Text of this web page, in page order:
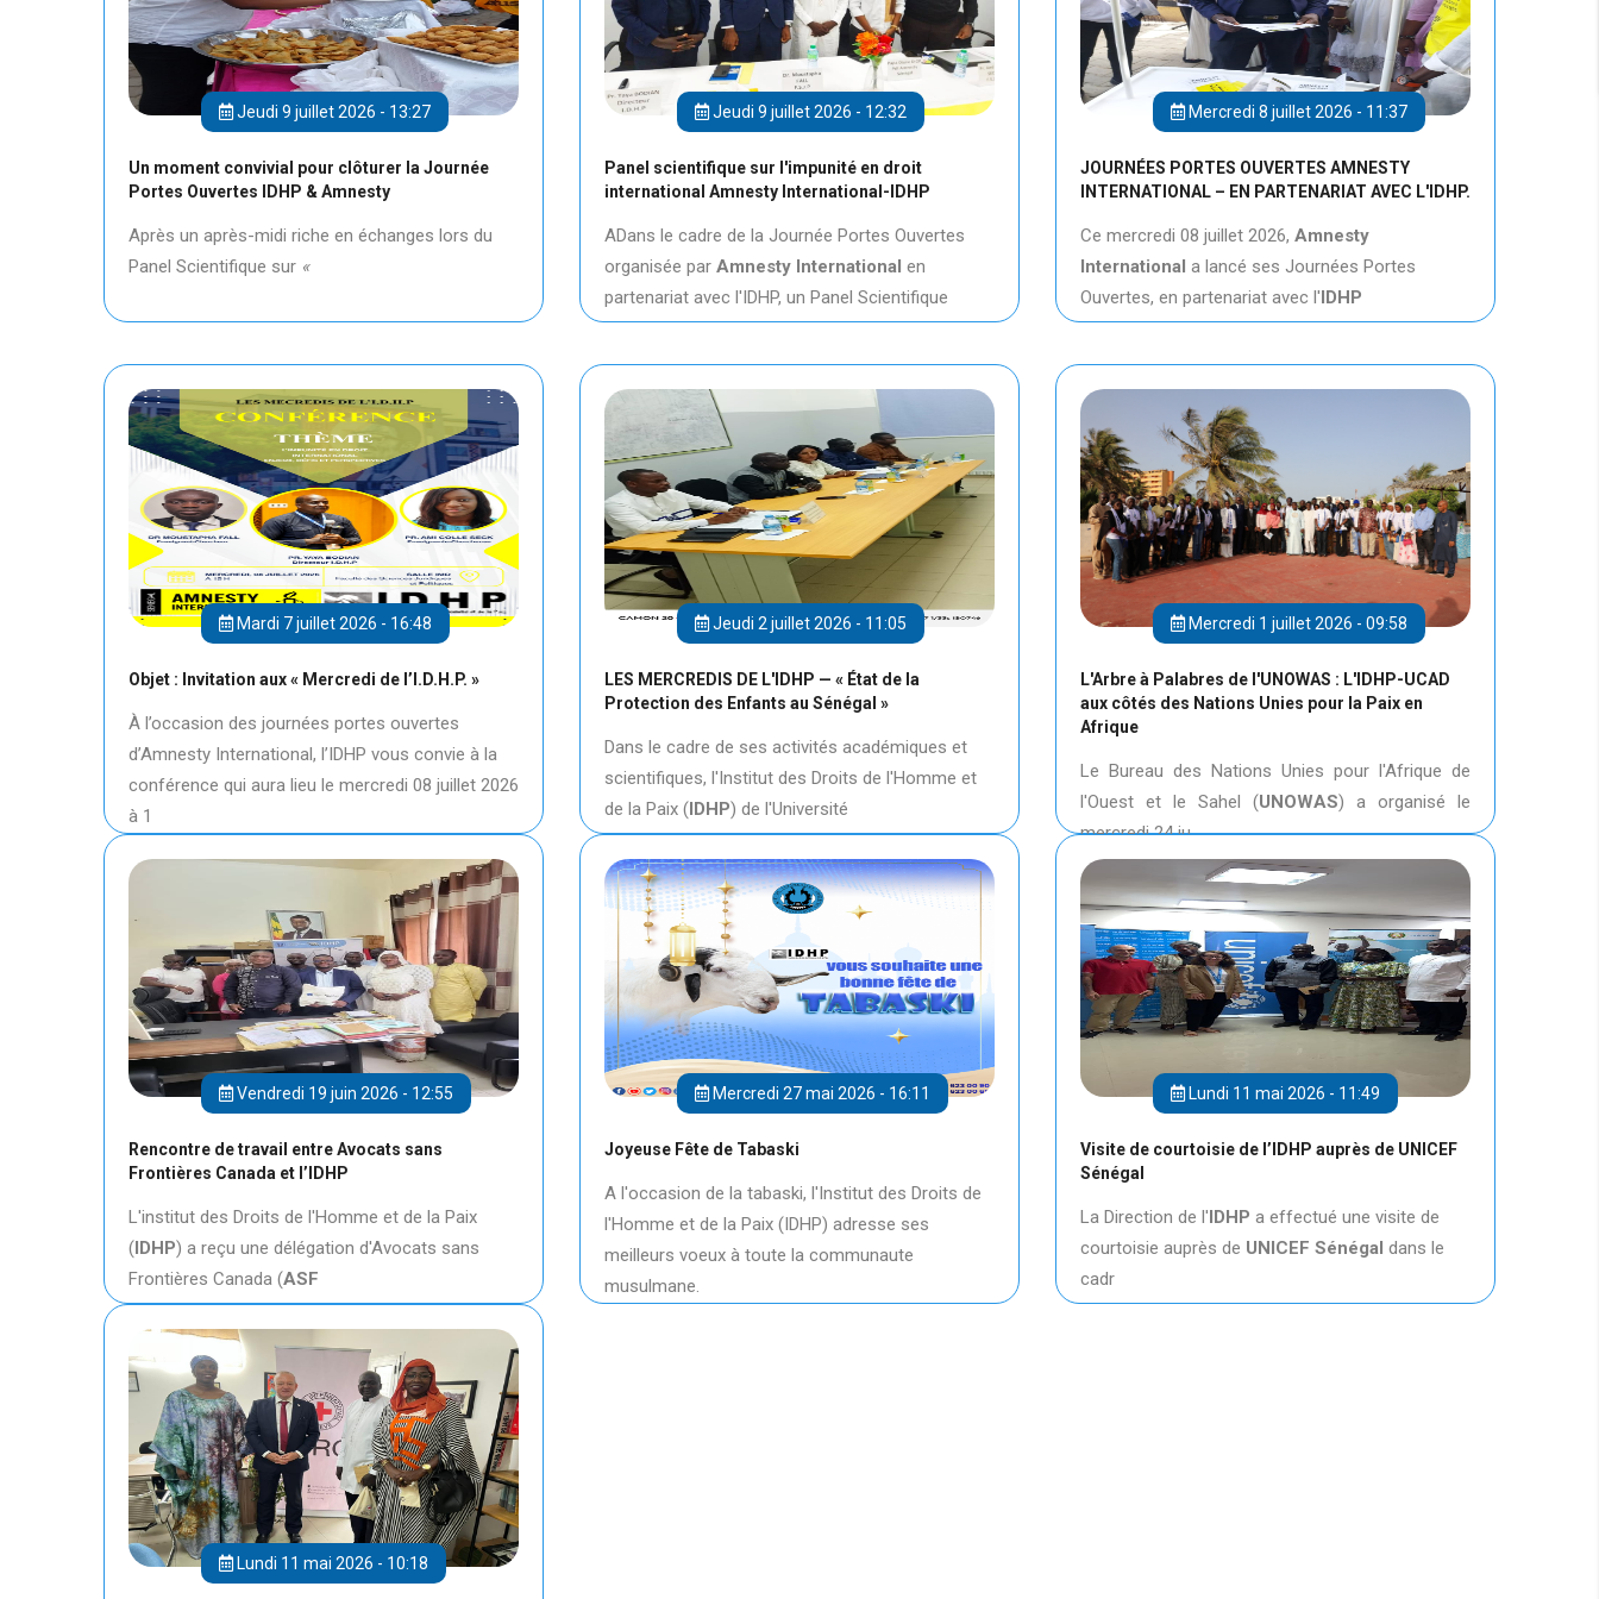
Jeudi 9 juillet 2026 - 13:27
Un moment convivial pour clôturer la Journée
Portes Ouvertes IDHP & Amnesty
Après un après-midi riche en échanges lors du
Panel Scientifique sur «
Jeudi 9 juillet 2026 - 12:32
Panel scientifique sur l'impunité en droit
international Amnesty International-IDHP
ADans le cadre de la Journée Portes Ouvertes
organisée par Amnesty International en
partenariat avec l'IDHP, un Panel Scientifique
Mercredi 8 juillet 2026 - 11:37
JOURNÉES PORTES OUVERTES AMNESTY
INTERNATIONAL – EN PARTENARIAT AVEC L'IDHP.
Ce mercredi 08 juillet 2026, Amnesty
International a lancé ses Journées Portes
Ouvertes, en partenariat avec l'IDHP
Mardi 7 juillet 2026 - 16:48
Objet : Invitation aux « Mercredi de l’I.D.H.P. »
À l’occasion des journées portes ouvertes
d’Amnesty International, l’IDHP vous convie à la
conférence qui aura lieu le mercredi 08 juillet 2026
à 1
Jeudi 2 juillet 2026 - 11:05
LES MERCREDIS DE L'IDHP — « État de la
Protection des Enfants au Sénégal »
Dans le cadre de ses activités académiques et
scientifiques, l'Institut des Droits de l'Homme et
de la Paix (IDHP) de l'Université
Mercredi 1 juillet 2026 - 09:58
L'Arbre à Palabres de l'UNOWAS : L'IDHP-UCAD
aux côtés des Nations Unies pour la Paix en
Afrique
Le Bureau des Nations Unies pour l'Afrique de
l'Ouest et le Sahel (UNOWAS) a organisé le
mercredi 24 ju
Vendredi 19 juin 2026 - 12:55
Rencontre de travail entre Avocats sans
Frontières Canada et l’IDHP
L'institut des Droits de l'Homme et de la Paix
(IDHP) a reçu une délégation d'Avocats sans
Frontières Canada (ASF
Mercredi 27 mai 2026 - 16:11
Joyeuse Fête de Tabaski
A l'occasion de la tabaski, l'Institut des Droits de
l'Homme et de la Paix (IDHP) adresse ses
meilleurs voeux à toute la communaute
musulmane.
Lundi 11 mai 2026 - 11:49
Visite de courtoisie de l’IDHP auprès de UNICEF
Sénégal
La Direction de l'IDHP a effectué une visite de
courtoisie auprès de UNICEF Sénégal dans le
cadr
Lundi 11 mai 2026 - 10:18